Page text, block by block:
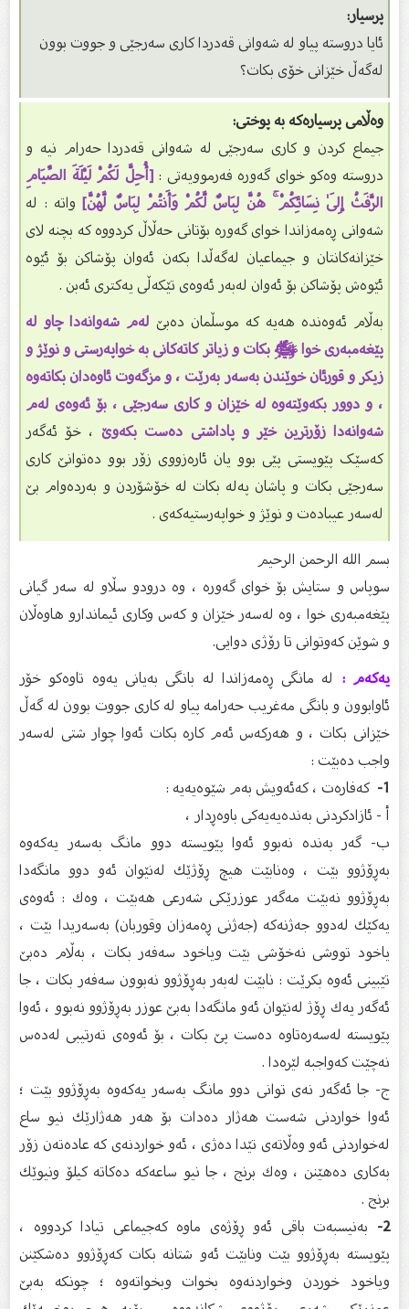
پرسیار:
ئایا دروستە پیاو لە شەوانى قەدردا کارى سەرجێی و جووت بوون
لەگەڵ خێزانى خۆى بکات؟
وەڵامی پرسیارەکە بە پوختی:
جیماع کردن و کارى سەرجێی لە شەوانى قەدردا حەرام نیە و
دروستە وەکو خواى گەورە فەرموویەتى : [أُحِلَّ لَكُمْ لَيْلَةَ الصِّيَامِ
الرَّفَثُ إِلَىٰ نِسَائِكُمْ ۚ هُنَّ لِبَاسٌ لَّكُمْ وَأَنتُمْ لِبَاسٌ لَّهُنَّ] واتە : له‌
شه‌وانی ڕه‌مه‌زاندا خوای گه‌وره‌ بۆتانی حه‌ڵاڵ كردووه‌ كه‌ بچنه‌ لای
خێزانه‌كانتان و جیماعیان له‌گه‌ڵدا بكه‌ن ئه‌وان پۆشاكن بۆ ئێوه‌
ئێوه‌ش پۆشاكن بۆ ئه‌وان له‌به‌ر ئه‌وه‌ی تێكه‌ڵی یه‌كتری ئه‌بن .
بەڵام ئەوەندە هەیە کە موسڵمان دەبێلەم شەوانەدا چاو لە
پێغەمبەرى خوا ﷺ بکات و زیاتر کاتەکانى بە خواپەرستى و نوێژ و
زیکر و قورئان خوێندن بەسەر بەرێت ، و مزگەوت ئاوەدان بکاتەوە
، و دوور بکەوێتەوە لە خێزان و کارى سەرجێی ، بۆ ئەوەى لەم
شەوانەدا زۆرترین خێر و پاداشتی دەست بکەوێ، خۆ ئەگەر
کەسێک پێویستى پێی بوو یان ئارەزووى زۆر بوو دەتوانێ کارى
سەرجێی بکات و پاشان پەلە بکات لە خۆشۆردن و بەردەوام بێ
لەسەر عیبادەت و نوێژ و خواپەرستیەکەی .
بسم الله الرحمن الرحیم
سوپاس و ستایش بۆ خواى گەورە ، وە درودو سڵاو لە سەر گیانى
پێغەمبەرى خوا ، وە لەسەر خێزان و كەس وكارى ئیماندارو هاوەڵان
و شوێن كەوتوانى تا رۆژى دوایى.
یەکەم :لە مانگى ڕەمەزاندا لە بانگى بەیانى یەوە تاوەکو خۆر
ئاوابوون و بانگى مەغریب حەرامە پیاو لە کارى جووت بوون لە گەڵ
خێزانى بکات ، و هەرکەس ئەم کارە بکات ئه‌وا چوار شتی له‌سه‌ر
واجب ده‌بێت :
كه‌فاره‌ت ، كه‌ئه‌ویش به‌م شێوه‌یه‌یه‌ :
أ - ئازادكردنی به‌نده‌یه‌یه‌كی باوه‌ڕدار ،
ب- گه‌ر به‌نده‌ نه‌بوو ئه‌وا پێویسته‌ دوو مانگ به‌سه‌ر یه‌كه‌وه‌
به‌ڕۆژوو بێت ، وه‌نابێت هیچ ڕۆژێك له‌نێوان ئه‌و دوو مانگه‌دا
به‌ڕۆژوو نه‌بێت مه‌گه‌ر عوزرێكی شه‌رعی هه‌بێت ، وه‌ك : ئه‌وه‌ی
یه‌كێك له‌دوو جه‌ژنه‌كه‌ (جه‌ژنی ڕه‌مه‌زان وقوربان) به‌سه‌ریدا بێت ،
یاخود تووشی نه‌خۆشی بێت ویاخود سه‌فه‌ر بكات ، به‌ڵام ده‌بێ
تێبینی ئه‌وه‌ بكرێت : نابێت له‌به‌ر به‌ڕۆژوو نه‌بوون سه‌فه‌ر بكات ، جا
ئه‌گه‌ر یه‌ك ڕۆژ له‌نێوان ئه‌و مانگه‌دا به‌بێ عوزر به‌ڕۆژوو نه‌بوو ، ئه‌وا
پێویسته‌ له‌سه‌ره‌تاوه‌ ده‌ست پێ بكات ، بۆ ئه‌وه‌ی ته‌رتیبی له‌ده‌س
نه‌چێت كه‌واجبه‌ لێره‌دا .
ج- جا ئه‌گه‌ر نه‌ی توانی دوو مانگ به‌سه‌ر یه‌كه‌وه‌ به‌ڕۆژوو بێت ؛
ئه‌وا خواردنی شه‌ست هه‌ژار ده‌دات بۆ هه‌ر هه‌ژارێك نیو ساع
له‌خواردنی ئه‌و وه‌ڵاته‌ی تێدا ده‌ژی ، ئه‌و خواردنه‌ی كه‌ عاده‌ته‌ن زۆر
به‌كاری ده‌هێنن ، وه‌ك برنج ، جا نیو ساعه‌كه‌ ده‌كاته‌ كیلۆ ونیوێك
برنج .
به‌نیسبه‌ت باقی ئه‌و ڕۆژه‌ی ماوه‌ كه‌جیماعی تیادا كردووه‌ ،
پێویسته‌ به‌ڕۆژوو بێت ونابێت ئه‌و شتانه‌ بكات كه‌ڕۆژوو ده‌شكێنن
ویاخود خوردن وخواردنه‌وه‌ بخوات وبخواته‌وه‌ ؛ چونكه‌ به‌بێ